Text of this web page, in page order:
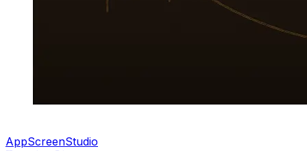
AppScreenStudio